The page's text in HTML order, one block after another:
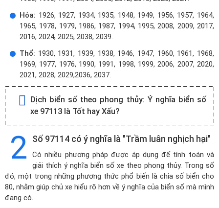
Hỏa: 1926, 1927, 1934, 1935, 1948, 1949, 1956, 1957, 1964,
1965, 1978, 1979, 1986, 1987, 1994, 1995, 2008, 2009, 2017,
2016, 2024, 2025, 2038, 2039.
Thổ: 1930, 1931, 1939, 1938, 1946, 1947, 1960, 1961, 1968,
1969, 1977, 1976, 1990, 1991, 1998, 1999, 2006, 2007, 2020,
2021, 2028, 2029,2036, 2037.
Dịch biển số theo phong thủy: Ý nghĩa biển số
xe 97113 là Tốt hay Xấu?
2 Số 97114 có ý nghĩa là "Trầm luân nghịch hại"
Có nhiều phương pháp được áp dụng để tính toán và
giải thích ý nghĩa biển số xe theo phong thủy. Trong số
đó, một trong những phương thức phổ biến là chia số biển cho
80, nhằm giúp chủ xe hiểu rõ hơn về ý nghĩa của biển số mà mình
đang có.